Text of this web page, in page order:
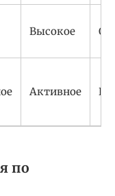
Высокое
Активное
по